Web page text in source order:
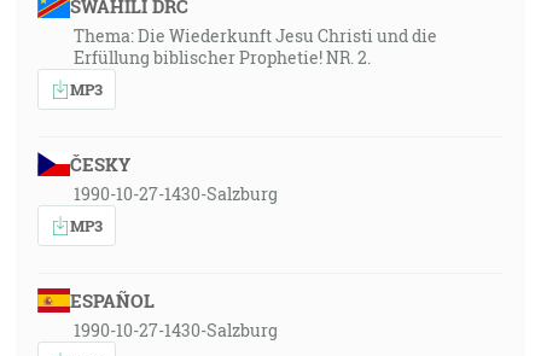
SWAHILI DRC
Thema: Die Wiederkunft Jesu Christi und die
Erfüllung biblischer Prophetie! NR. 2.
MP3
ČESKY
1990-10-27-1430-Salzburg
MP3
ESPAÑOL
1990-10-27-1430-Salzburg